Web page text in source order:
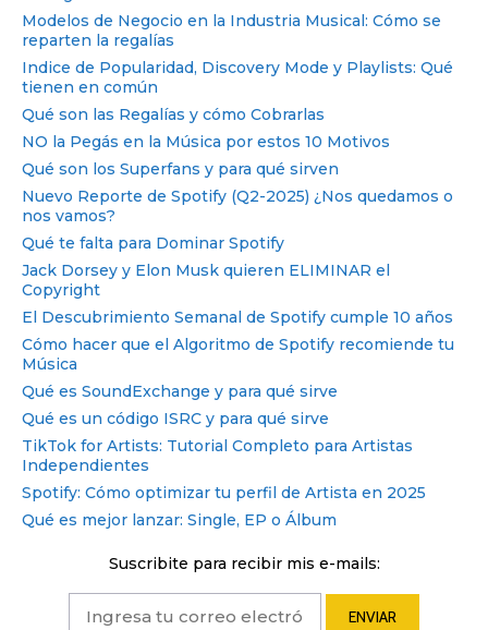
Modelos de Negocio en la Industria Musical: Cómo se
reparten la regalías
Indice de Popularidad, Discovery Mode y Playlists: Qué
tienen en común
Qué son las Regalías y cómo Cobrarlas
NO la Pegás en la Música por estos 10 Motivos
Qué son los Superfans y para qué sirven
Nuevo Reporte de Spotify (Q2-2025) ¿Nos quedamos o
nos vamos?
Qué te falta para Dominar Spotify
Jack Dorsey y Elon Musk quieren ELIMINAR el
Copyright
El Descubrimiento Semanal de Spotify cumple 10 años
Cómo hacer que el Algoritmo de Spotify recomiende tu
Música
Qué es SoundExchange y para qué sirve
Qué es un código ISRC y para qué sirve
TikTok for Artists: Tutorial Completo para Artistas
Independientes
Spotify: Cómo optimizar tu perfil de Artista en 2025
Qué es mejor lanzar: Single, EP o Álbum
Suscribite para recibir mis e-mails: